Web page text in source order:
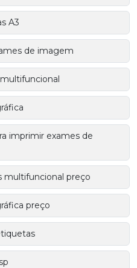
A3
de imagem
imprimir exames de
multifuncional preço
preço